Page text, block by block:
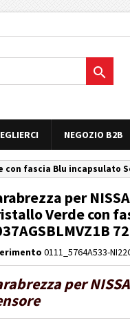

NEGOZIO B2B
fascia Blu incapsulato
per
Verde con
0111_5764A533-
per